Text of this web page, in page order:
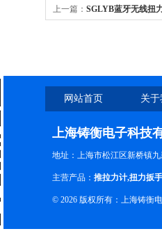
上一篇： SGLYB蓝牙无线扭
网站首页 关
上海铸衡电子科技
地址：上海市松江区新桥镇
主营产品： 推拉力计,扭力扳手
© 2026 版权所有：上海铸衡